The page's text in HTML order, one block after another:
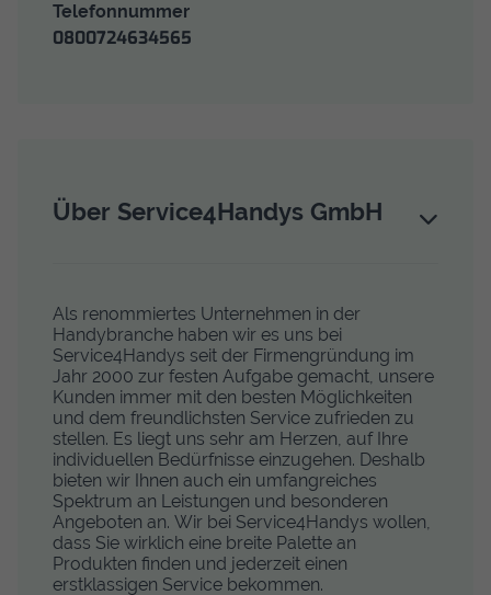
Telefon­nummer
0800724634565
Über Service4Handys GmbH
Als renommiertes Unternehmen in der
Handybranche haben wir es uns bei
Service4Handys seit der Firmengründung im
Jahr 2000 zur festen Aufgabe gemacht, unsere
Kunden immer mit den besten Möglichkeiten
und dem freundlichsten Service zufrieden zu
stellen. Es liegt uns sehr am Herzen, auf Ihre
individuellen Bedürfnisse einzugehen. Deshalb
bieten wir Ihnen auch ein umfangreiches
Spektrum an Leistungen und besonderen
Angeboten an. Wir bei Service4Handys wollen,
dass Sie wirklich eine breite Palette an
Produkten finden und jederzeit einen
erstklassigen Service bekommen.